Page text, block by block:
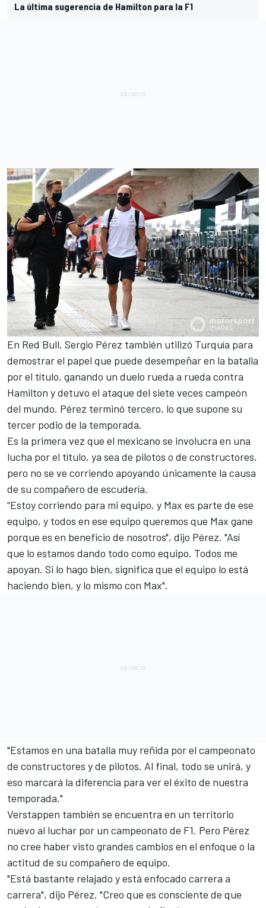
La última sugerencia de Hamilton para la F1
En Red Bull, Sergio Pérez también utilizó Turquía para
demostrar el papel que puede desempeñar en la batalla
por el título, ganando un duelo rueda a rueda contra
Hamilton y detuvo el ataque del siete veces campeón
del mundo. Pérez terminó tercero, lo que supone su
tercer podio de la temporada.
Es la primera vez que el mexicano se involucra en una
lucha por el título, ya sea de pilotos o de constructores,
pero no se ve corriendo apoyando únicamente la causa
de su compañero de escudería.
“Estoy corriendo para mi equipo, y Max es parte de ese
equipo, y todos en ese equipo queremos que Max gane
porque es en beneficio de nosotros", dijo Pérez. "Así
que lo estamos dando todo como equipo. Todos me
apoyan. Si lo hago bien, significa que el equipo lo está
haciendo bien, y lo mismo con Max".
"Estamos en una batalla muy reñida por el campeonato
de constructores y de pilotos. Al final, todo se unirá, y
eso marcará la diferencia para ver el éxito de nuestra
temporada."
Verstappen también se encuentra en un territorio
nuevo al luchar por un campeonato de F1. Pero Pérez
no cree haber visto grandes cambios en el enfoque o la
actitud de su compañero de equipo.
"Está bastante relajado y está enfocado carrera a
carrera", dijo Pérez. "Creo que es consciente de que